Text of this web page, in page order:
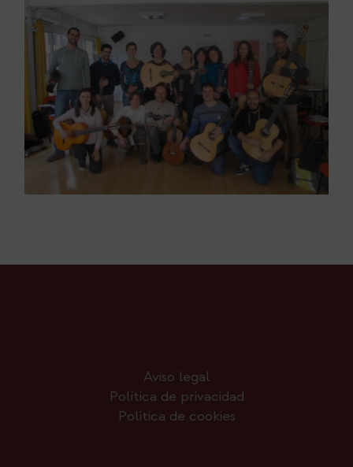
Aviso legal
Política de privacidad
Política de cookies